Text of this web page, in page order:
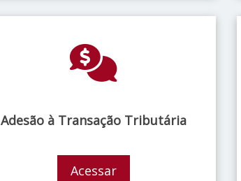
Adesão à Transação Tributária
Acessar